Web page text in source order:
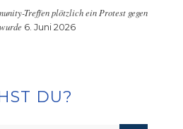
Treffen plötzlich ein Protest gegen
6. Juni 2026
DU?